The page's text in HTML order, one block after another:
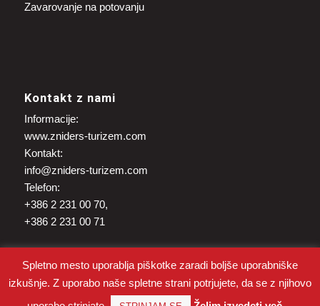
Zavarovanje na potovanju
Kontakt z nami
Informacije:
www.zniders-turizem.com
Kontakt:
info@zniders-turizem.com
Telefon:
+386 2 231 00 70,
+386 2 231 00 71
Spletno mesto uporablja piškotke zaradi boljše uporabniške
izkušnje. Z uporabo naše spletne strani potrjujete, da se z njihovo